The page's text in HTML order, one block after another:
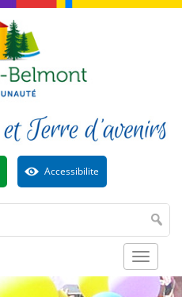
Accessibilite